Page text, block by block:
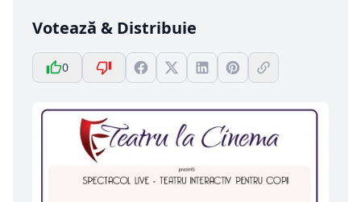
Votează & Distribuie
0